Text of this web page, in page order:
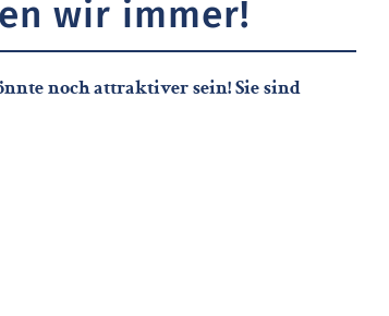
wir immer!
noch attraktiver sein! Sie sind